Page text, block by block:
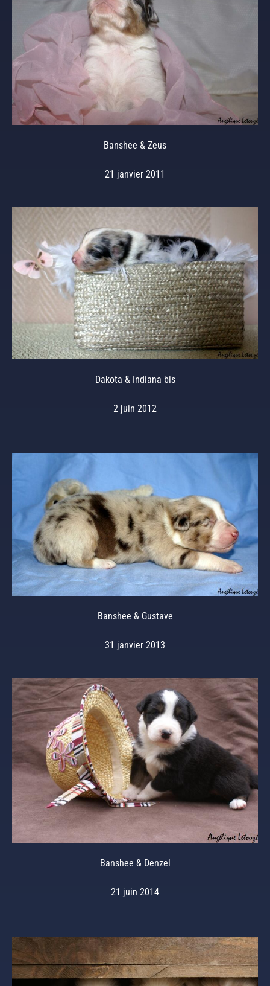
Banshee & Zeus
21 janvier 2011
Dakota & Indiana bis
2 juin 2012
Banshee & Gustave
31 janvier 2013
Banshee & Denzel
21 juin 2014